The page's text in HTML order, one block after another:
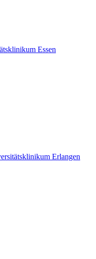
Essen
Erlangen